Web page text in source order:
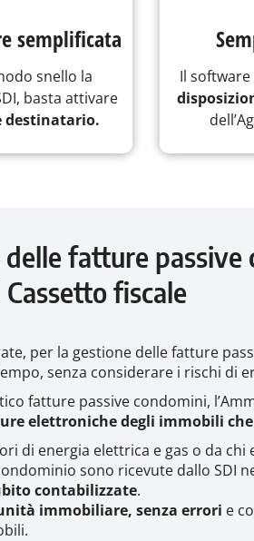
semplificata
snello la
basta attivare
destinatario.
Il software
fatture
fiscale
per la gestione delle fatture
senza considerare i rischi di
fatture passive condomini,
elettroniche degli immobili
di energia elettrica e gas o da
sono ricevute dallo SDI
contabilizzate.
immobiliare, senza errori e